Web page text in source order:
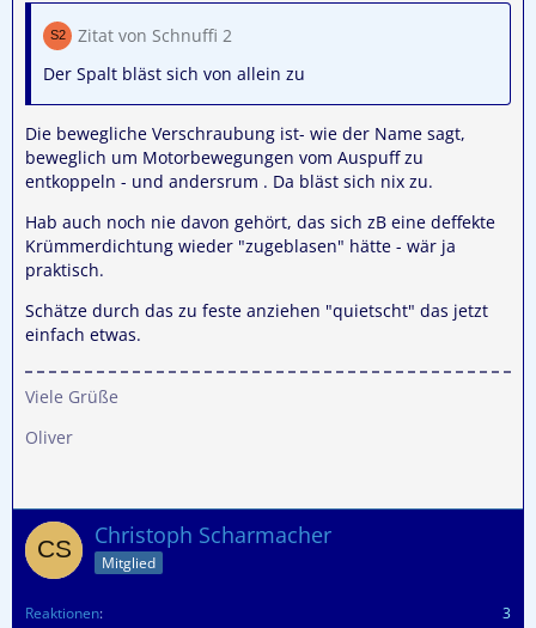
Zitat von Schnuffi 2
Der Spalt bläst sich von allein zu
Die bewegliche Verschraubung ist- wie der Name sagt,
beweglich um Motorbewegungen vom Auspuff zu
entkoppeln - und andersrum . Da bläst sich nix zu.
Hab auch noch nie davon gehört, das sich zB eine deffekte
Krümmerdichtung wieder "zugeblasen" hätte - wär ja
praktisch.
Schätze durch das zu feste anziehen "quietscht" das jetzt
einfach etwas.
Viele Grüße
Oliver
Christoph Scharmacher
Mitglied
Reaktionen
3